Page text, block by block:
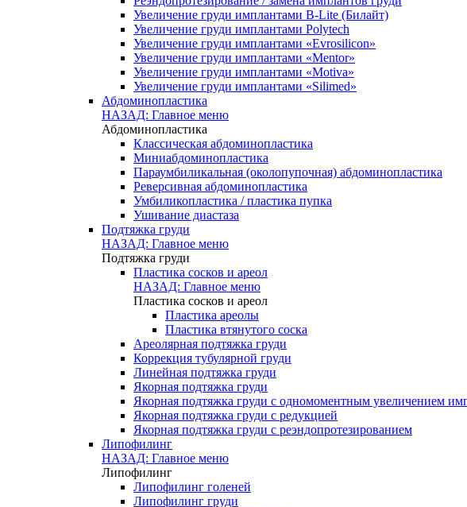
Увеличение груди имплантами B-Lite (Билайт)
Увеличение груди имплантами Polytech
Увеличение груди имплантами «Evrosilicon»
Увеличение груди имплантами «Mentor»
Увеличение груди имплантами «Motiva»
Увеличение груди имплантами «Silimed»
Абдоминопластика
НАЗАД: Главное меню
Абдоминопластика
Классическая абдоминопластика
Миниабдоминопластика
Параумбиликальная (околопупочная) абдоминопластика
Реверсивная абдоминопластика
Умбиликопластика / пластика пупка
Ушивание диастаза
Подтяжка груди
НАЗАД: Главное меню
Подтяжка груди
Пластика сосков и ареол
НАЗАД: Главное меню
Пластика сосков и ареол
Пластика ареолы
Пластика втянутого соска
Ареолярная подтяжка груди
Коррекция тубулярной груди
Линейная подтяжка груди
Якорная подтяжка груди
Якорная подтяжка груди с одномоментным увеличением
Якорная подтяжка груди с редукцией
Якорная подтяжка груди с реэндопротезированием
Липофилинг
НАЗАД: Главное меню
Липофилинг
Липофилинг голеней
Липофилинг груди